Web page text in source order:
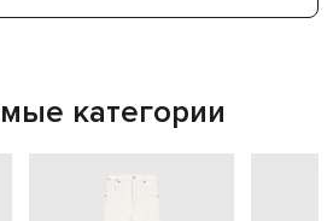
категории